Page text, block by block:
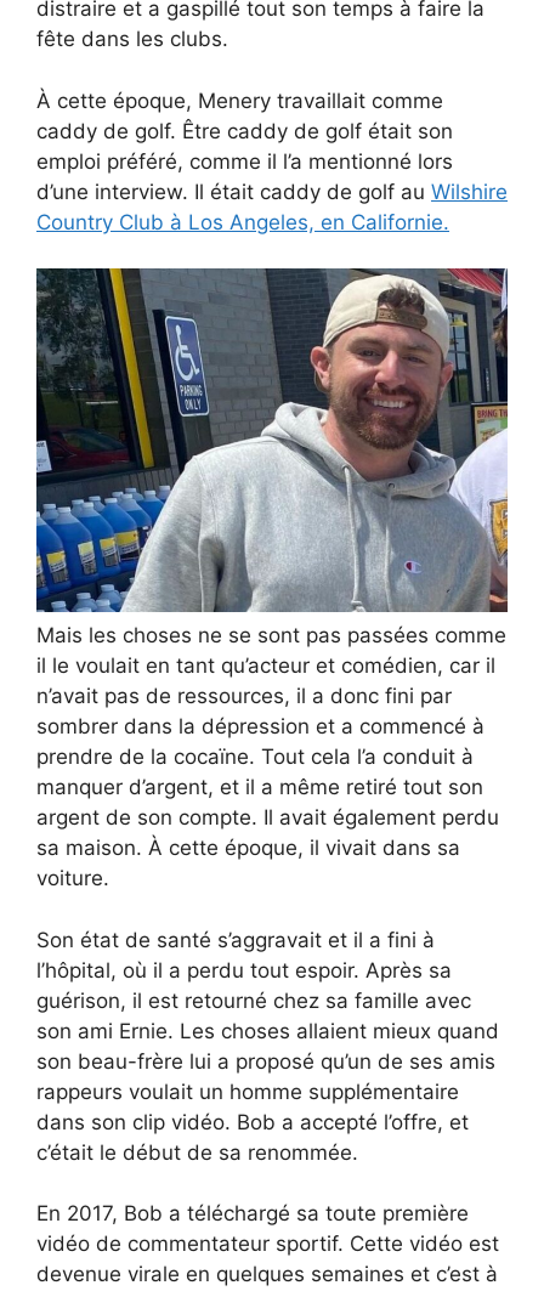
distraire et a gaspillé tout son temps à faire la
fête dans les clubs.
À cette époque, Menery travaillait comme
caddy de golf. Être caddy de golf était son
emploi préféré, comme il l’a mentionné lors
d’une interview. Il était caddy de golf au Wilshire
Country Club à Los Angeles, en Californie.
Mais les choses ne se sont pas passées comme
il le voulait en tant qu’acteur et comédien, car il
n’avait pas de ressources, il a donc fini par
sombrer dans la dépression et a commencé à
prendre de la cocaïne. Tout cela l’a conduit à
manquer d’argent, et il a même retiré tout son
argent de son compte. Il avait également perdu
sa maison. À cette époque, il vivait dans sa
voiture.
Son état de santé s’aggravait et il a fini à
l’hôpital, où il a perdu tout espoir. Après sa
guérison, il est retourné chez sa famille avec
son ami Ernie. Les choses allaient mieux quand
son beau-frère lui a proposé qu’un de ses amis
rappeurs voulait un homme supplémentaire
dans son clip vidéo. Bob a accepté l’offre, et
c’était le début de sa renommée.
En 2017, Bob a téléchargé sa toute première
vidéo de commentateur sportif. Cette vidéo est
devenue virale en quelques semaines et c’est à